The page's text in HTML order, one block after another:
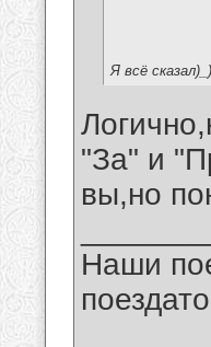
Я всё
"За" и
вы,но
Наши